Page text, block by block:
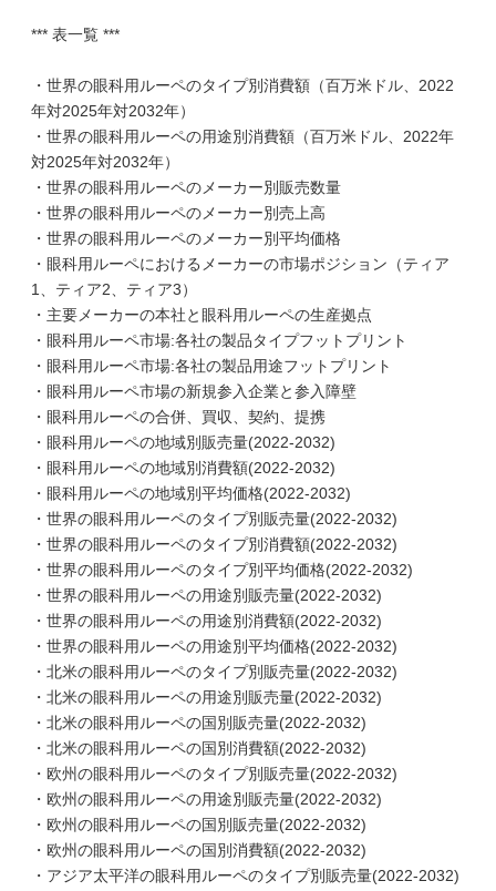
*** 表一覧 ***
・世界の眼科用ルーペのタイプ別消費額（百万米ドル、2022
年対2025年対2032年）
・世界の眼科用ルーペの用途別消費額（百万米ドル、2022年
対2025年対2032年）
・世界の眼科用ルーペのメーカー別販売数量
・世界の眼科用ルーペのメーカー別売上高
・世界の眼科用ルーペのメーカー別平均価格
・眼科用ルーペにおけるメーカーの市場ポジション（ティア
1、ティア2、ティア3）
・主要メーカーの本社と眼科用ルーペの生産拠点
・眼科用ルーペ市場:各社の製品タイプフットプリント
・眼科用ルーペ市場:各社の製品用途フットプリント
・眼科用ルーペ市場の新規参入企業と参入障壁
・眼科用ルーペの合併、買収、契約、提携
・眼科用ルーペの地域別販売量(2022-2032)
・眼科用ルーペの地域別消費額(2022-2032)
・眼科用ルーペの地域別平均価格(2022-2032)
・世界の眼科用ルーペのタイプ別販売量(2022-2032)
・世界の眼科用ルーペのタイプ別消費額(2022-2032)
・世界の眼科用ルーペのタイプ別平均価格(2022-2032)
・世界の眼科用ルーペの用途別販売量(2022-2032)
・世界の眼科用ルーペの用途別消費額(2022-2032)
・世界の眼科用ルーペの用途別平均価格(2022-2032)
・北米の眼科用ルーペのタイプ別販売量(2022-2032)
・北米の眼科用ルーペの用途別販売量(2022-2032)
・北米の眼科用ルーペの国別販売量(2022-2032)
・北米の眼科用ルーペの国別消費額(2022-2032)
・欧州の眼科用ルーペのタイプ別販売量(2022-2032)
・欧州の眼科用ルーペの用途別販売量(2022-2032)
・欧州の眼科用ルーペの国別販売量(2022-2032)
・欧州の眼科用ルーペの国別消費額(2022-2032)
・アジア太平洋の眼科用ルーペのタイプ別販売量(2022-2032)